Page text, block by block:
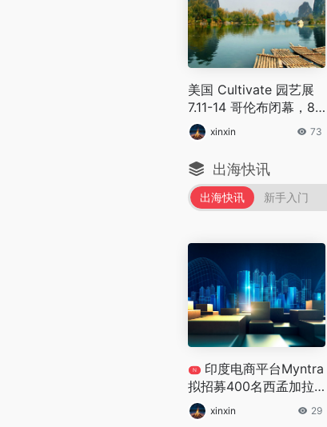
美国 Cultivate 园艺展
7.11-14 哥伦布闭幕，89
5 家园林企业参展
xinxin 73
出海快讯
出海快讯 新手入门
N
印度电商平台Myntra
拟招募400名西孟加拉
邦卖家xinxin 29